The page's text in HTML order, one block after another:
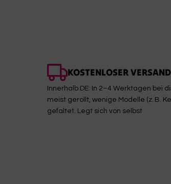
KOSTENLOSER VERSAND
Innerhalb DE: In 2–4 Werktagen bei
meist gerollt, wenige Modelle (z. B.
gefaltet. Legt sich von selbst